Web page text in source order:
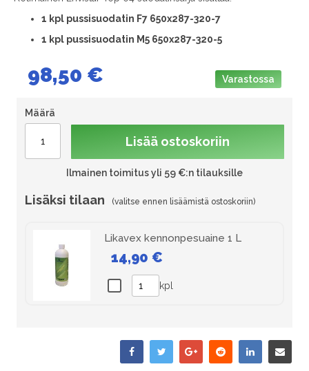
1 kpl pussisuodatin F7 650x287-320-7
1 kpl pussisuodatin M5 650x287-320-5
98,50 € Varastossa
Määrä
Lisää ostoskoriin
Ilmainen toimitus yli 59 €:n tilauksille
Lisäksi tilaan
Likavex kennonpesuaine 1 L
14,90 €
kpl
images